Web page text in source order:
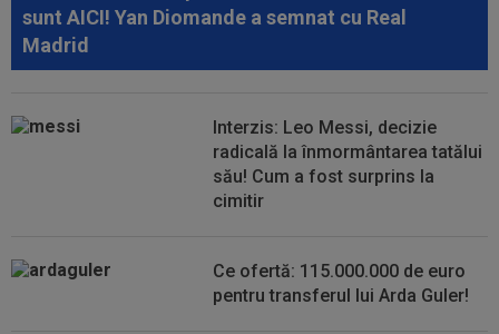
viaţă, putem controla doar...
11:12
David Miculescu a plecat în Anglia și mai are de
11:04
Ionel Ganea, primele declarații
după revenirea în fotbal! Ce mesaj a avut...
Toți jucătorii Barcelonei îl vor pe Rodri, însă
sunt AICI! Yan Diomande a semnat cu Real
Madrid
Interzis: Leo Messi, decizie
radicală la înmormântarea tatălui
său! Cum a fost surprins la
cimitir
Ce ofertă: 115.000.000 de euro
pentru transferul lui Arda Guler!